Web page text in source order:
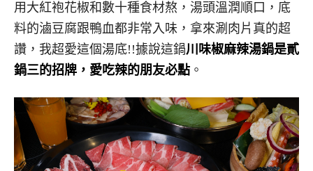
用大紅袍花椒和數十種食材熬，湯頭溫潤順口，底
料的滷豆腐跟鴨血都非常入味，拿來涮肉片真的超
讚，我超愛這個湯底!!據說這鍋川味椒麻辣湯鍋是貳
鍋三的招牌，愛吃辣的朋友必點 。